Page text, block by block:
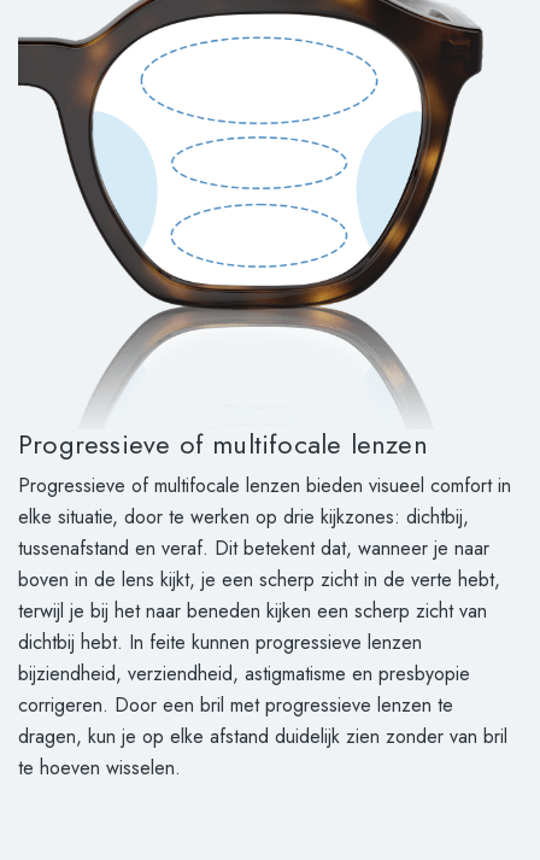
Progressieve of multifocale lenzen
Progressieve of multifocale lenzen bieden visueel comfort in
elke situatie, door te werken op drie kijkzones: dichtbij,
tussenafstand en veraf. Dit betekent dat, wanneer je naar
boven in de lens kijkt, je een scherp zicht in de verte hebt,
terwijl je bij het naar beneden kijken een scherp zicht van
dichtbij hebt. In feite kunnen progressieve lenzen
bijziendheid, verziendheid, astigmatisme en presbyopie
corrigeren. Door een bril met progressieve lenzen te
dragen, kun je op elke afstand duidelijk zien zonder van bril
te hoeven wisselen.